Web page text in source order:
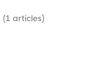
(1 articles)